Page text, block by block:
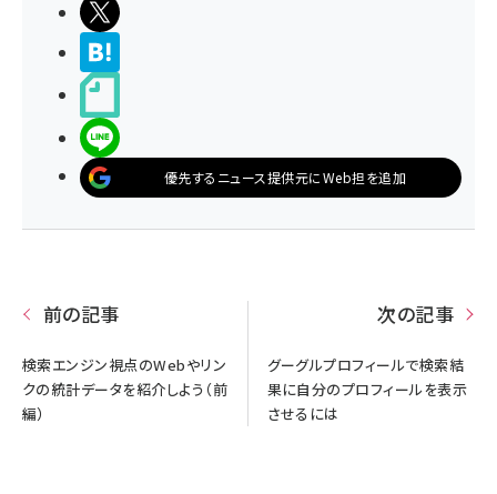
優先するニュース提供元にWeb担を追加
前の記事
検索エンジン視点のWebやリン
クの統計データを紹介しよう（前
編）
次の記事
グーグルプロフィールで検索結
果に自分のプロフィールを表示
させるには